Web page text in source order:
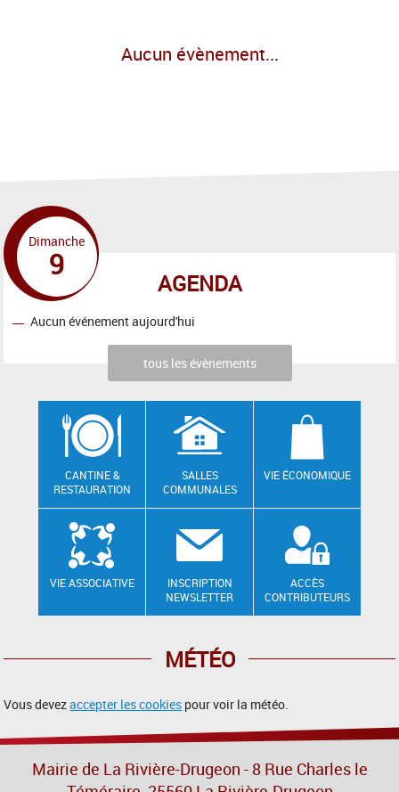
Aucun évènement...
AGENDA
Dimanche
9
Aucun événement aujourd'hui
tous les évènements
CANTINE &
RESTAURATION
SALLES
COMMUNALES
VIE ÉCONOMIQUE
VIE ASSOCIATIVE
INSCRIPTION
NEWSLETTER
ACCÈS
CONTRIBUTEURS
MÉTÉO
Vous devezaccepter les cookies pour voir la météo.
Mairie de La Rivière-Drugeon - 8 Rue Charles le